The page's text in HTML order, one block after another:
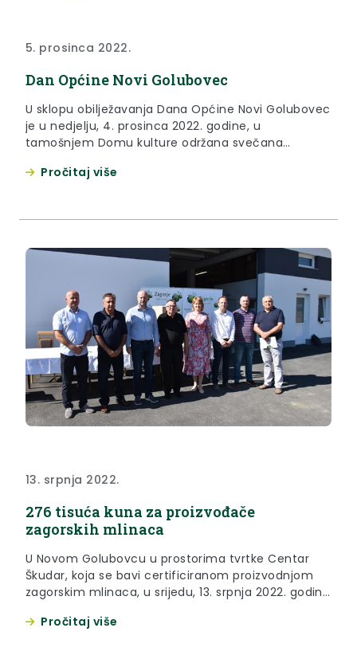
5. prosinca 2022.
Dan Općine Novi Golubovec
U sklopu obilježavanja Dana Općine Novi Golubovec
je u nedjelju, 4. prosinca 2022. godine, u
tamošnjem Domu kulture održana svečana
Pročitaj više
13. srpnja 2022.
276 tisuća kuna za proizvođače
zagorskih mlinaca
U Novom Golubovcu u prostorima tvrtke Centar
Škudar, koja se bavi certificiranom proizvodnjom
zagorskim mlinaca, u srijedu, 13. srpnja 2022. godine
ostvarili pravo na županijsku potporu za proizvodnju
Pročitaj više